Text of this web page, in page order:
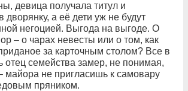
девица получала титул и
дворянку, а её дети уж не будут
негоцией. Выгода на выгоде. О
– о чарах невесты или о том, как
за карточным столом? Все в
отец семейства замер, не понимая,
майора не пригласишь к самовару
пряником.